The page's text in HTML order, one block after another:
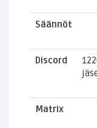
Säännöt
Discord
Matrix